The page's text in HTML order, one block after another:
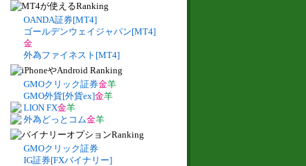
OANDA証券[MT4]
ゴールデンウェイジャパン[MT4]
金
外為ファイネスト[MT4]
GMOクリック証券金羊
GMO外貨[外貨ex]金羊
LION FX金羊
外為どっとコム金羊
GMOクリック証券
IG証券[FXバイナリー]